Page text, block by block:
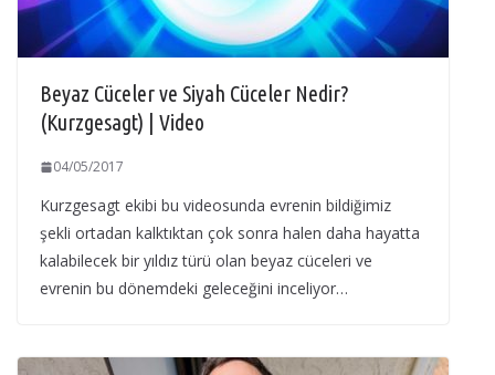
Beyaz Cüceler ve Siyah Cüceler Nedir?
(Kurzgesagt) | Video
04/05/2017
Kurzgesagt ekibi bu videosunda evrenin bildiğimiz
şekli ortadan kalktıktan çok sonra halen daha hayatta
kalabilecek bir yıldız türü olan beyaz cüceleri ve
evrenin bu dönemdeki geleceğini inceliyor…